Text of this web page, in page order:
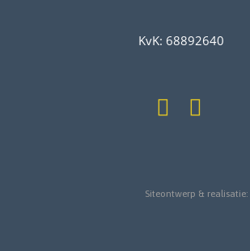
KvK: 68892640
Siteontwerp & realisatie: